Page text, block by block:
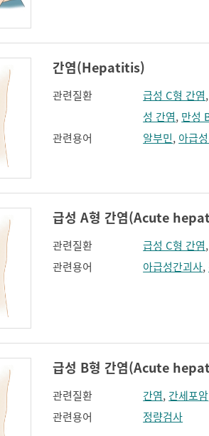
간염(Hepatitis)
관련질환 급성 C형 간염
성 간염, 만성
관련용어
알부민, 아급
급성 A형 간염(Acute
관련질환 급성 C형 간염
관련용어
아급성간괴사,
급성 B형 간염(Acute
관련질환 간염, 간세포암
관련용어
정량검사